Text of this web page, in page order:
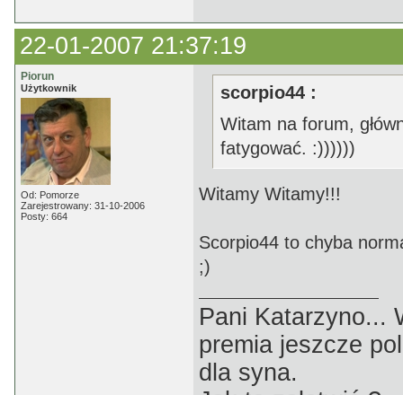
22-01-2007 21:37:19
Piorun
Użytkownik
Od: Pomorze
Zarejestrowany: 31-10-2006
Posty: 664
scorpio44 :
Witam na forum,
fatygować. :))))))
Witamy Witamy!!!
Scorpio44 to chyba
;)
Pani Katarzyno...
premia jeszcze
dla syna.